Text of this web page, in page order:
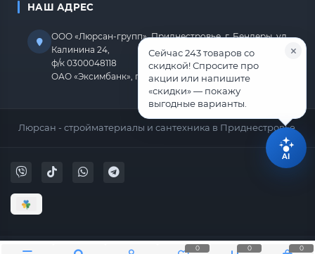
НАШ АДРЕС
ООО «Люрсан-групп», Приднестровье, г. Бендеры, ул.
Калинина 24,
ф/к 0300048118
ОАО «Эксимбанк», г.Бендеры, р/с 2212670000000818
Люрсан - стройматериалы и сантехника в Приднестровье.
Сейчас 243 товаров со
скидкой! Спросите про
акции или напишите
«скидки» — покажу
выгодные варианты.
AI
0 0 0